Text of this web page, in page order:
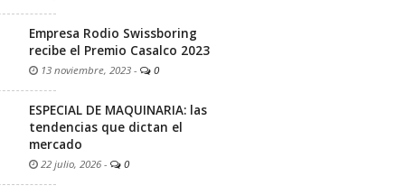
Empresa Rodio Swissboring
recibe el Premio Casalco 2023
13 noviembre, 2023 - 0
ESPECIAL DE MAQUINARIA: las
tendencias que dictan el
mercado
22 julio, 2026 - 0